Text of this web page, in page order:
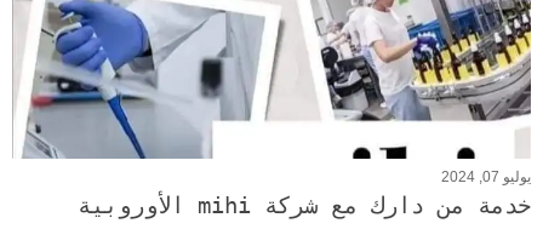
يوليو 07, 2024
خدمة من دارك مع شركة mihi الأوروبية